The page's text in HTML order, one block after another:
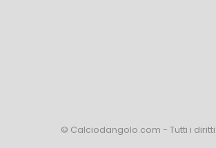
© Calciodangolo.com - Tutti i